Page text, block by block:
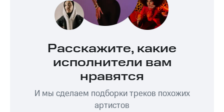
Расскажите, какие
исполнители вам
нравятся
И мы сделаем подборки треков похожих
артистов